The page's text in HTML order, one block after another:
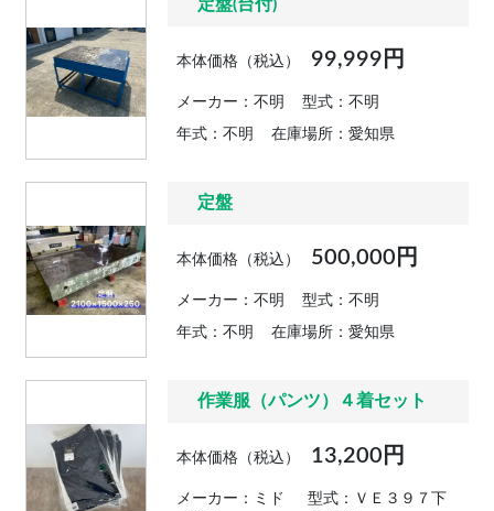
定盤(台付)
本体価格（税込） 99,999円
メーカー：不明 型式：不明
年式：不明 在庫場所：愛知県
定盤
本体価格（税込） 500,000円
メーカー：不明 型式：不明
年式：不明 在庫場所：愛知県
作業服（パンツ）４着セット
本体価格（税込） 13,200円
メーカー：ミド
型式：ＶＥ３９７下